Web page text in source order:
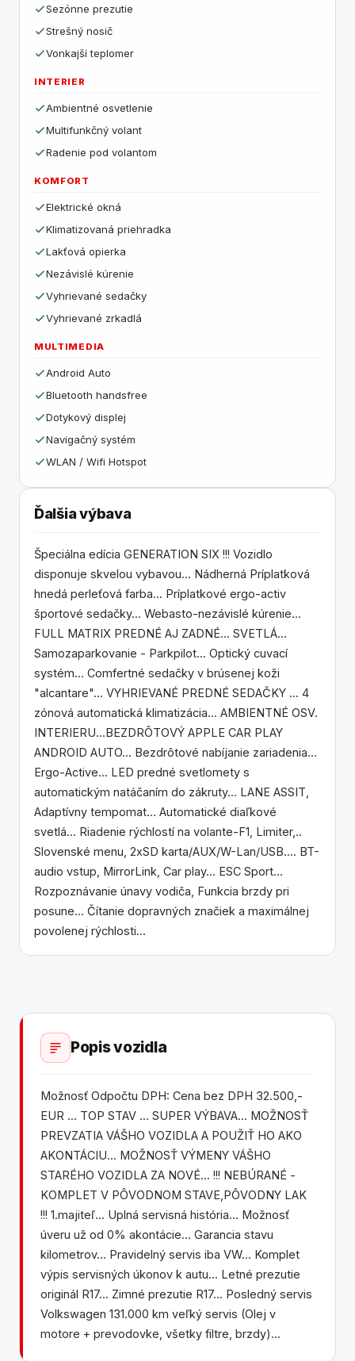
Sezónne prezutie
Strešný nosič
Vonkajší teplomer
INTERIER
Ambientné osvetlenie
Multifunkčný volant
Radenie pod volantom
KOMFORT
Elektrické okná
Klimatizovaná priehradka
Lakťová opierka
Nezávislé kúrenie
Vyhrievané sedačky
Vyhrievané zrkadlá
MULTIMEDIA
Android Auto
Bluetooth handsfree
Dotykový displej
Navigačný systém
WLAN / Wifi Hotspot
Ďalšia výbava
Špeciálna edícia GENERATION SIX !!! Vozidlo
disponuje skvelou vybavou... Nádherná Príplatková
hnedá perleťová farba... Príplatkové ergo-activ
športové sedačky... Webasto-nezávislé kúrenie...
FULL MATRIX PREDNÉ AJ ZADNÉ... SVETLÁ...
Samozaparkovanie - Parkpilot... Optický cuvací
systém... Comfertné sedačky v brúsenej koži
"alcantare"... VYHRIEVANÉ PREDNÉ SEDAČKY ... 4
zónová automatická klimatizácia... AMBIENTNÉ OSV.
INTERIERU...BEZDRÔTOVÝ APPLE CAR PLAY
ANDROID AUTO... Bezdrôtové nabíjanie zariadenia...
Ergo-Active... LED predné svetlomety s
automatickým natáčaním do zákruty... LANE ASSIT,
Adaptívny tempomat... Automatické diaľkové
svetlá... Riadenie rýchlostí na volante-F1, Limiter,..
Slovenské menu, 2xSD karta/AUX/W-Lan/USB.... BT-
audio vstup, MirrorLink, Car play... ESC Sport...
Rozpoznávanie únavy vodiča, Funkcia brzdy pri
posune... Čítanie dopravných značiek a maximálnej
povolenej rýchlosti...
Popis vozidla
Možnosť Odpočtu DPH: Cena bez DPH 32.500,-
EUR ... TOP STAV ... SUPER VÝBAVA... MOŽNOSŤ
PREVZATIA VÁŠHO VOZIDLA A POUŽIŤ HO AKO
AKONTÁCIU... MOŽNOSŤ VÝMENY VÁŠHO
STARÉHO VOZIDLA ZA NOVÉ... !!! NEBÚRANÉ -
KOMPLET V PÔVODNOM STAVE,PÔVODNY LAK
!!! 1.majiteľ... Uplná servisná história... Možnosť
úveru už od 0% akontácie... Garancia stavu
kilometrov... Pravidelný servis iba VW... Komplet
výpis servisných úkonov k autu... Letné prezutie
originál R17... Zimné prezutie R17... Posledný servis
Volkswagen 131.000 km veľký servis (Olej v
motore + prevodovke, všetky filtre, brzdy)...